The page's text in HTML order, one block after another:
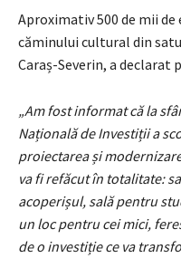
Aproximativ 500 de mii
căminului cultural din
Caraș-Severin, a declarat
„Am fost informat că la
Națională de Investiții a
proiectarea și
va fi refăcut în totalitate:
acoperișul, sală pentru
un loc pentru cei mici,
de o investiție ce va